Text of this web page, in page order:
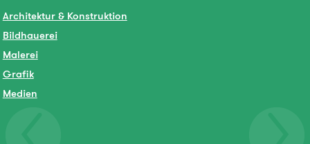
Architektur & Konstruktion
Bildhauerei
Malerei
Grafik
Medien